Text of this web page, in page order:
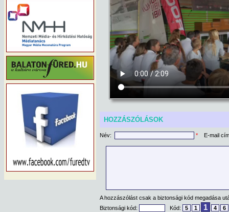
HOZZÁSZÓLÁSOK
Név: * E-mail
A hozzászólást csak a biztonsági kód megadása
Biztonsági kód:
Kód: 5 1 1 4 6